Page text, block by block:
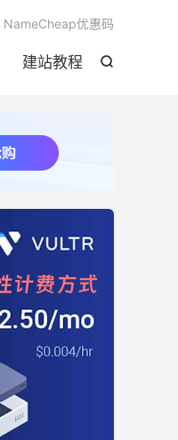

建站教程
NameCheap优惠码